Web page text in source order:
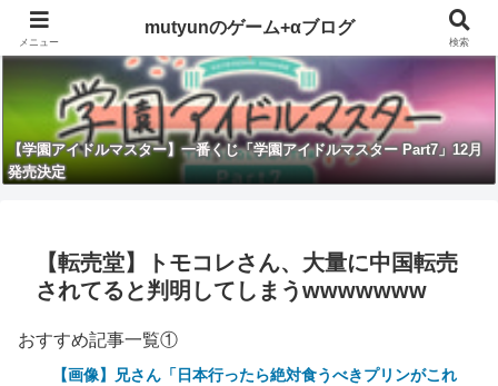
【学園アイドルマスター】一番くじ「学園アイドルマスター Part7」12月
発売決定
【転売堂】トモコレさん、大量に中国転売
されてると判明してしまうwwwwwww
おすすめ記事一覧①
【画像】兄さん「日本行ったら絶対食うべきプリンがこれ
メニュー
mutyunのゲーム+αブログ
検索